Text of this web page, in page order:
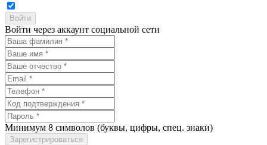
Войти через аккаунт социальной сети
Минимум 8 символов (буквы, цифры, спец. знаки)